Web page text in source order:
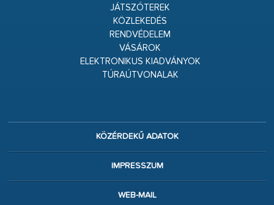
JÁTSZÓTEREK
KÖZLEKEDÉS
RENDVÉDELEM
VÁSÁROK
ELEKTRONIKUS KIADVÁNYOK
TÚRAÚTVONALAK
KÖZÉRDEKŰ ADATOK
IMPRESSZUM
WEB-MAIL